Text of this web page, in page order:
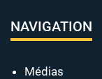
NAVIGATION
Médias